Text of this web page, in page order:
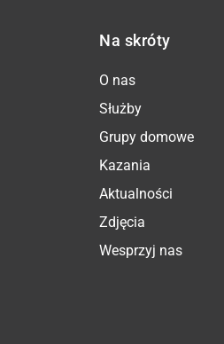
Na skróty
O nas
Służby
Grupy domowe
Kazania
Aktualności
Zdjęcia
Wesprzyj nas